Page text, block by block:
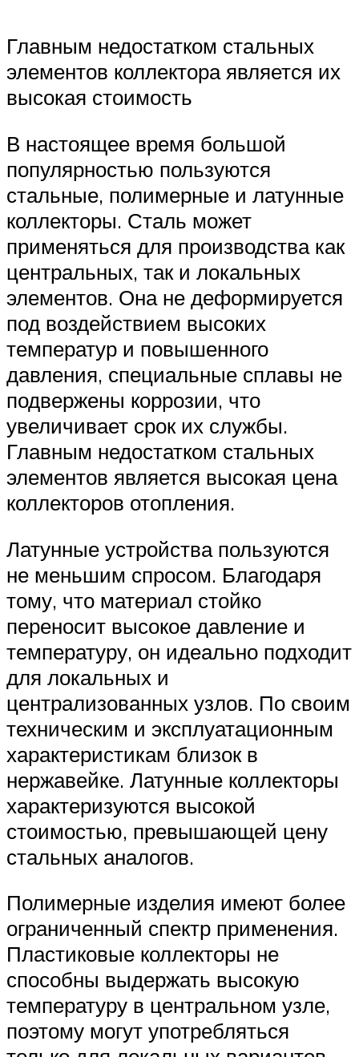
Главным недостатком стальных
элементов коллектора является их
высокая стоимость
В настоящее время большой
популярностью пользуются
стальные, полимерные и латунные
коллекторы. Сталь может
применяться для производства как
центральных, так и локальных
элементов. Она не деформируется
под воздействием высоких
температур и повышенного
давления, специальные сплавы не
подвержены коррозии, что
увеличивает срок их службы.
Главным недостатком стальных
элементов является высокая цена
коллекторов отопления.
Латунные устройства пользуются
не меньшим спросом. Благодаря
тому, что материал стойко
переносит высокое давление и
температуру, он идеально подходит
для локальных и
централизованных узлов. По своим
техническим и эксплуатационным
характеристикам близок в
нержавейке. Латунные коллекторы
характеризуются высокой
стоимостью, превышающей цену
стальных аналогов.
Полимерные изделия имеют более
ограниченный спектр применения.
Пластиковые коллекторы не
способны выдержать высокую
температуру в центральном узле,
поэтому могут употребляться